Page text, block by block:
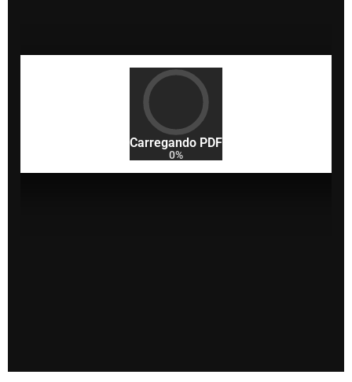
Carregando PDF
0%